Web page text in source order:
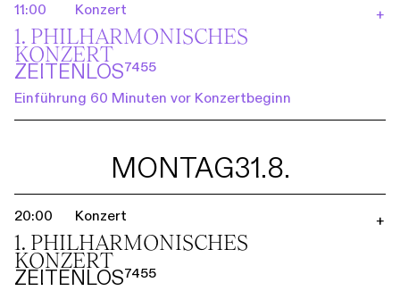
11:00 Konzert
1. PHILHARMO­NISCHES
KONZERT
ZEITENLOS⁷⁴⁵⁵
Einführung 60 Minuten vor Konzertbeginn
+
MONTAG31.8.
20:00 Konzert
1. PHILHARMO­NISCHES
KONZERT
ZEITENLOS⁷⁴⁵⁵
+